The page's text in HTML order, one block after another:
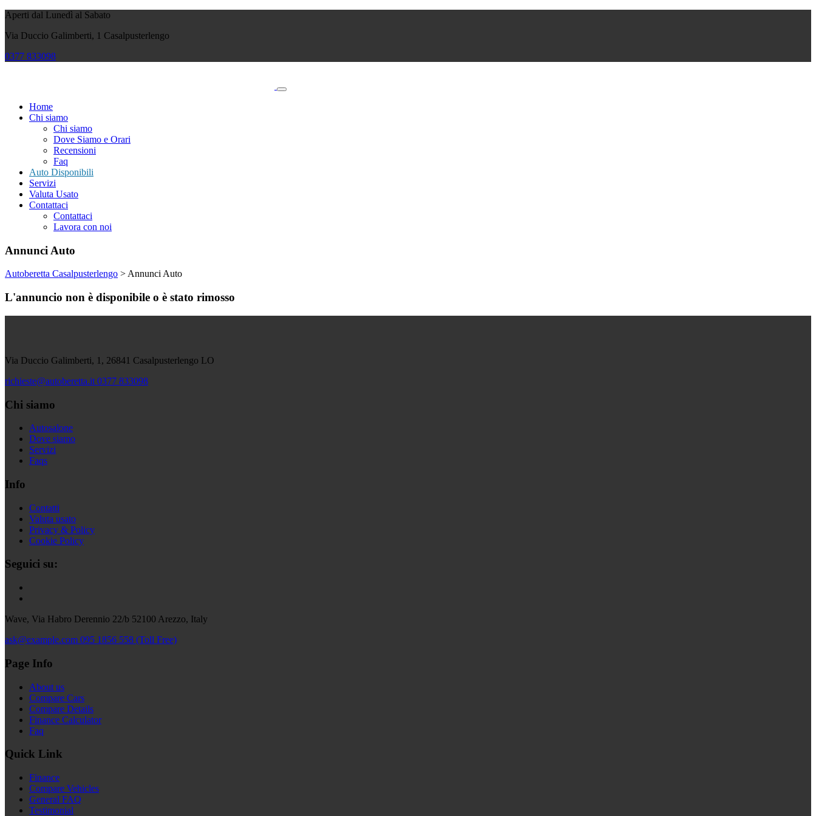
Aperti dal Lunedì al Sabato
Via Duccio Galimberti, 1 Casalpusterlengo
0377 833098
Home
Chi siamo
Chi siamo
Dove Siamo e Orari
Recensioni
Faq
Auto Disponibili
Servizi
Valuta Usato
Contattaci
Contattaci
Lavora con noi
Annunci Auto
Autoberetta Casalpusterlengo >Annunci Auto
L'annuncio non è disponibile o è stato rimosso
Via Duccio Galimberti, 1, 26841 Casalpusterlengo LO
richieste@autoberetta.it 0377 833098
Chi siamo
Autosalone
Dove siamo
Servizi
Faqs
Info
Contatti
Valuta usato
Privacy & Policy
Cookie Policy
Seguici su:
Wave, Via Habro Derennio 22/b 52100 Arezzo, Italy
ask@example.com 095 1856 558 (Toll Free)
Page Info
About us
Compare Cars
Compare Details
Finance Calculator
Faq
Quick Link
Finance
Compare Vehicles
General FAQ
Testimonial